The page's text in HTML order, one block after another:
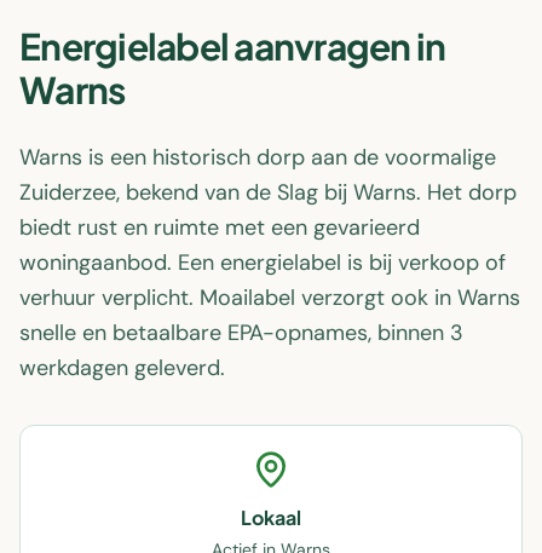
Energielabel aanvragen in
Warns
Warns is een historisch dorp aan de voormalige
Zuiderzee, bekend van de Slag bij Warns. Het dorp
biedt rust en ruimte met een gevarieerd
woningaanbod. Een energielabel is bij verkoop of
verhuur verplicht. Moailabel verzorgt ook in Warns
snelle en betaalbare EPA-opnames, binnen 3
werkdagen geleverd.
Lokaal